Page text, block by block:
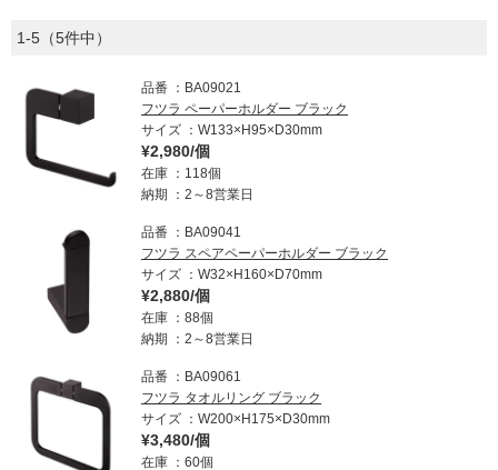
1-5（5件中）
品番
BA09021
フツラ ペーパーホルダー ブラック
サイズ
W133×H95×D30mm
¥2,980/個
在庫
118個
納期
2～8営業日
品番
BA09041
フツラ スペアペーパーホルダー ブラック
サイズ
W32×H160×D70mm
¥2,880/個
在庫
88個
納期
2～8営業日
品番
BA09061
フツラ タオルリング ブラック
サイズ
W200×H175×D30mm
¥3,480/個
在庫
60個